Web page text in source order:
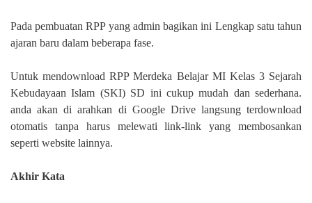
Pada pembuatan RPP yang admin bagikan ini Lengkap satu tahun
ajaran baru dalam beberapa fase.
Untuk mendownload RPP Merdeka Belajar MI Kelas 3 Sejarah
Kebudayaan Islam (SKI) SD ini cukup mudah dan sederhana.
anda akan di arahkan di Google Drive langsung terdownload
otomatis tanpa harus melewati link-link yang membosankan
seperti website lainnya.
Akhir Kata